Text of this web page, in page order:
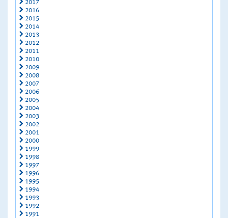
2017
2016
2015
2014
2013
2012
2011
2010
2009
2008
2007
2006
2005
2004
2003
2002
2001
2000
1999
1998
1997
1996
1995
1994
1993
1992
1991